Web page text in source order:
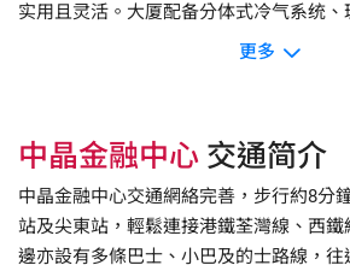
实用且灵活。大厦配备分体式冷气系统
堂，设有2部载客升降机及1部观光升降机
更多
中晶金融中心 交通简介
中晶金融中心交通網絡完善，步行約8分
站及尖東站，輕鬆連接港鐵荃灣線、西鐵
邊亦設有多條巴士、小巴及的士路線，